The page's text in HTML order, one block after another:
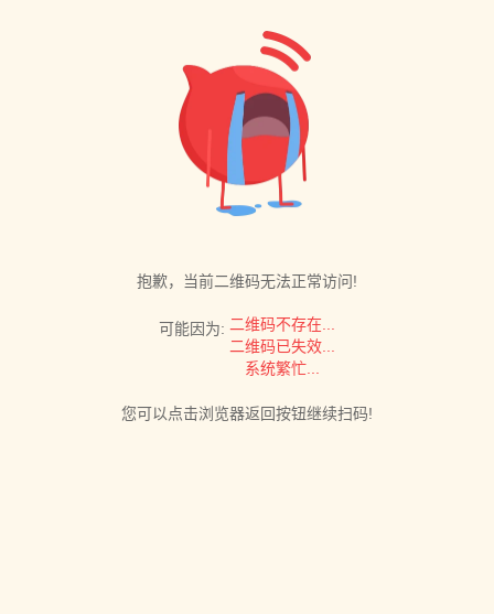
抱歉，当前二维码无法正常访问!
可能因为: 二维码不存在...
二维码已失效...
系统繁忙...
您可以点击浏览器返回按钮继续扫码!